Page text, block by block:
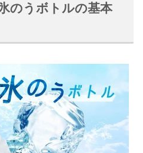
のうボトルの基本